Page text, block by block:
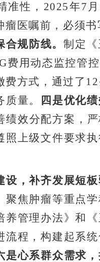
准性， 2025年7 月
瘤医嘱前，必须
规防线。 制定
费用动态监控管
费方式，通过了 12
量。
四是优化
绩效分配方案，
照上级文件要求
设，补齐发展短
聚焦肿瘤等重点
养管理办法》和
流程，构建起系
是心系群众需求